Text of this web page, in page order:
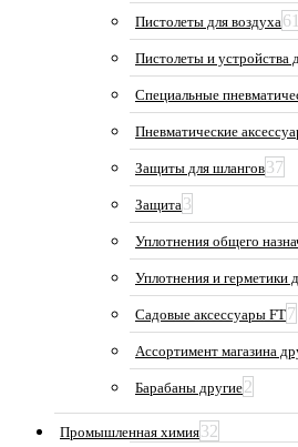
Пистолеты для воздуха61
Пистолеты и устройства
Специальные
Пневматические
Защиты для шлангов37
Защита3
Уплотнения общего
Уплотнения и герметики
Садовые аксессуары FT7
Ассортимент магазина
Барабаны другие2
Промышленная химия32